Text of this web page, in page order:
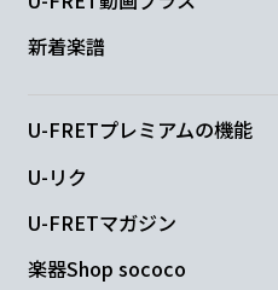
新着楽譜
U-FRETプレミアムの機能
U-リク
U-FRETマガジン
楽器Shop sococo